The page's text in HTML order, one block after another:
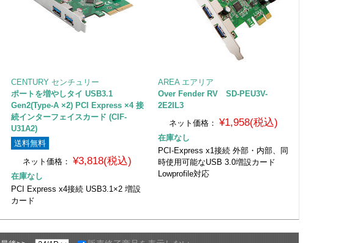
CENTURY センチュリー
ポートを増やしタイ USB3.1
Gen2(Type-A ×2) PCI Express ×4 接
続インターフェイスカード (CIF-
U31A2)
送料無料
ネット価格：
¥3,818(税込)
在庫なし
PCI Express x4接続 USB3.1×2 増設
カード
AREA エアリア
Over Fender RV SD-PEU3V-
2E2IL3
ネット価格：
¥1,958(税込)
在庫なし
PCI-Express x1接続 外部・内部、同
時使用可能なUSB 3.0増設カード
Lowprofile対応